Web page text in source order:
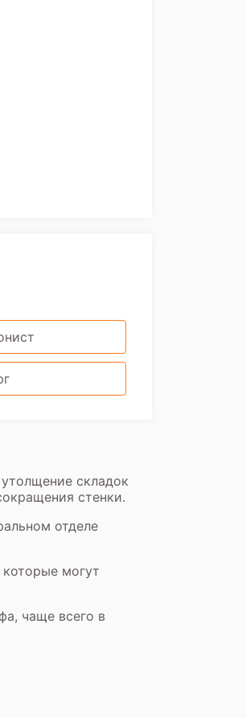
складок
стенки.
отделе
могут
чаще всего в